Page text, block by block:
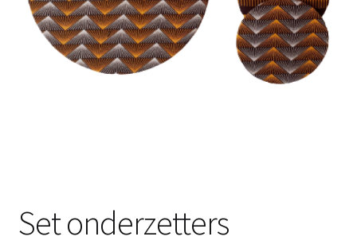
Set onderzetters